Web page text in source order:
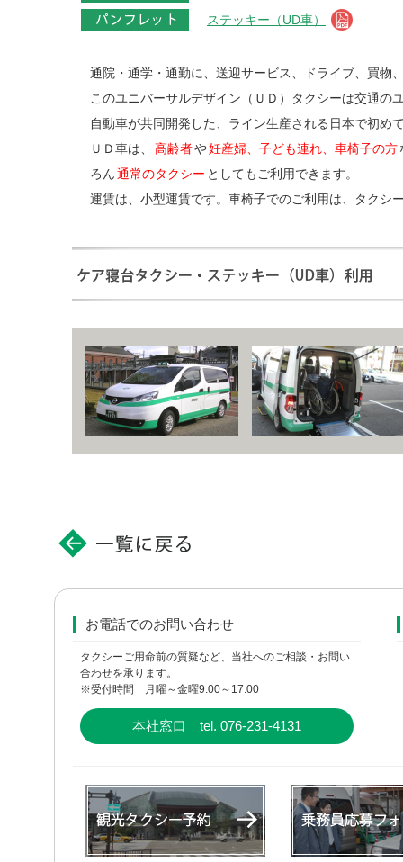
ステッキー（UD車）
通院・通学・通勤に、送迎サービス、ドライブ、買物
このユニバーサルデザイン（ＵＤ）タクシーは交通の
自動車が共同開発した、ライン生産される日本で初め
ＵＤ車は、
高齢者や妊産婦、子ども連れ、車椅子の方
ろん通常のタクシー としてもご利用できます。
運賃は、小型運賃です。車椅子でのご利用は、タクシ
お電話でのお問い合わせ
タクシーご用命前の質疑など、当社へのご相談・お問い
合わせを承ります。
※受付時間 月曜～金曜9:00～17:00
本社窓口 tel. 076-231-4131